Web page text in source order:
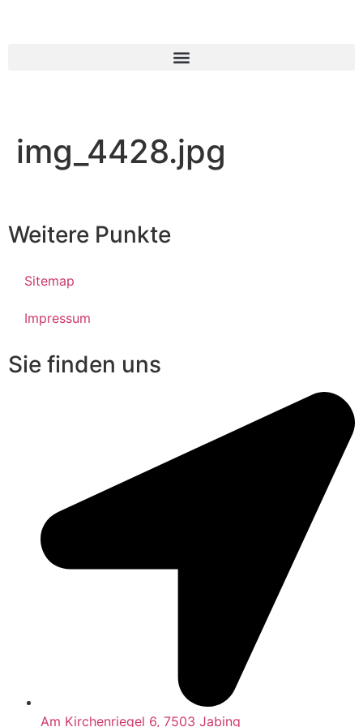
img_4428.jpg
Weitere Punkte
Sitemap
Impressum
Sie finden uns
Am Kirchenriegel 6, 7503 Jabing